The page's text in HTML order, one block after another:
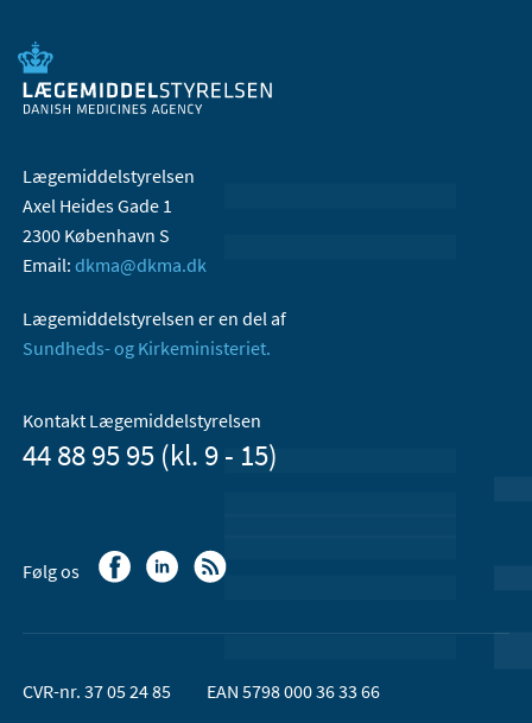
Lægemiddelstyrelsen
Axel Heides Gade 1
2300 København S
Email: dkma@dkma.dk
Lægemiddelstyrelsen er en del af
Sundheds- og Kirkeministeriet.
Kontakt Lægemiddelstyrelsen
44 88 95 95 (kl. 9 - 15)
Følg os
CVR-nr. 37 05 24 85 EAN 5798 000 36 33 66